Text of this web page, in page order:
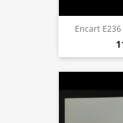
Encart